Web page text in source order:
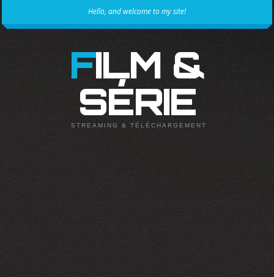
Hello, and welcome to my site!
FILM &
SÉRIE
STREAMING & TÉLÉCHARGEMENT